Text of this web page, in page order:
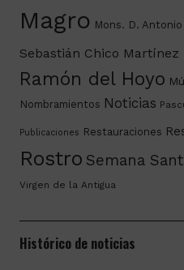
Magro Mons. D.
Sebastián Chico Martínez
Ramón del Hoyo
Nombramientos Noticias
Publicaciones Restauraciones
Rostro Semana
Virgen de la Antigua
Histórico de noticias